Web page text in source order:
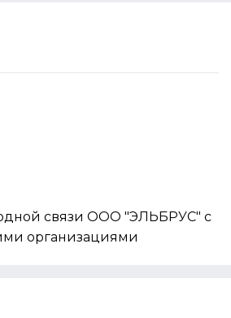
связи ООО "ЭЛЬБРУС" с
организациями